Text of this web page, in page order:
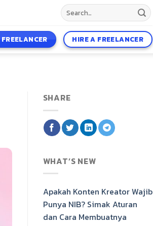
HIRE A FREELANCER
SHARE
WHAT’S NEW
Apakah Konten Kreator Wajib
Punya NIB? Simak Aturan
dan Cara Membuatnya